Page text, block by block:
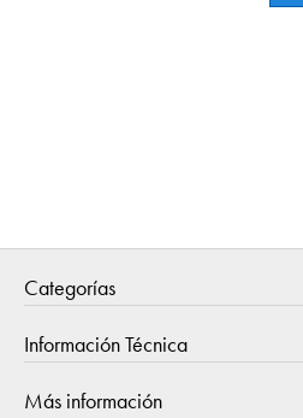
Categorías
Estilo de vida
Salud y Bienestar
Información Técnica
Política de Privacidad
Más información